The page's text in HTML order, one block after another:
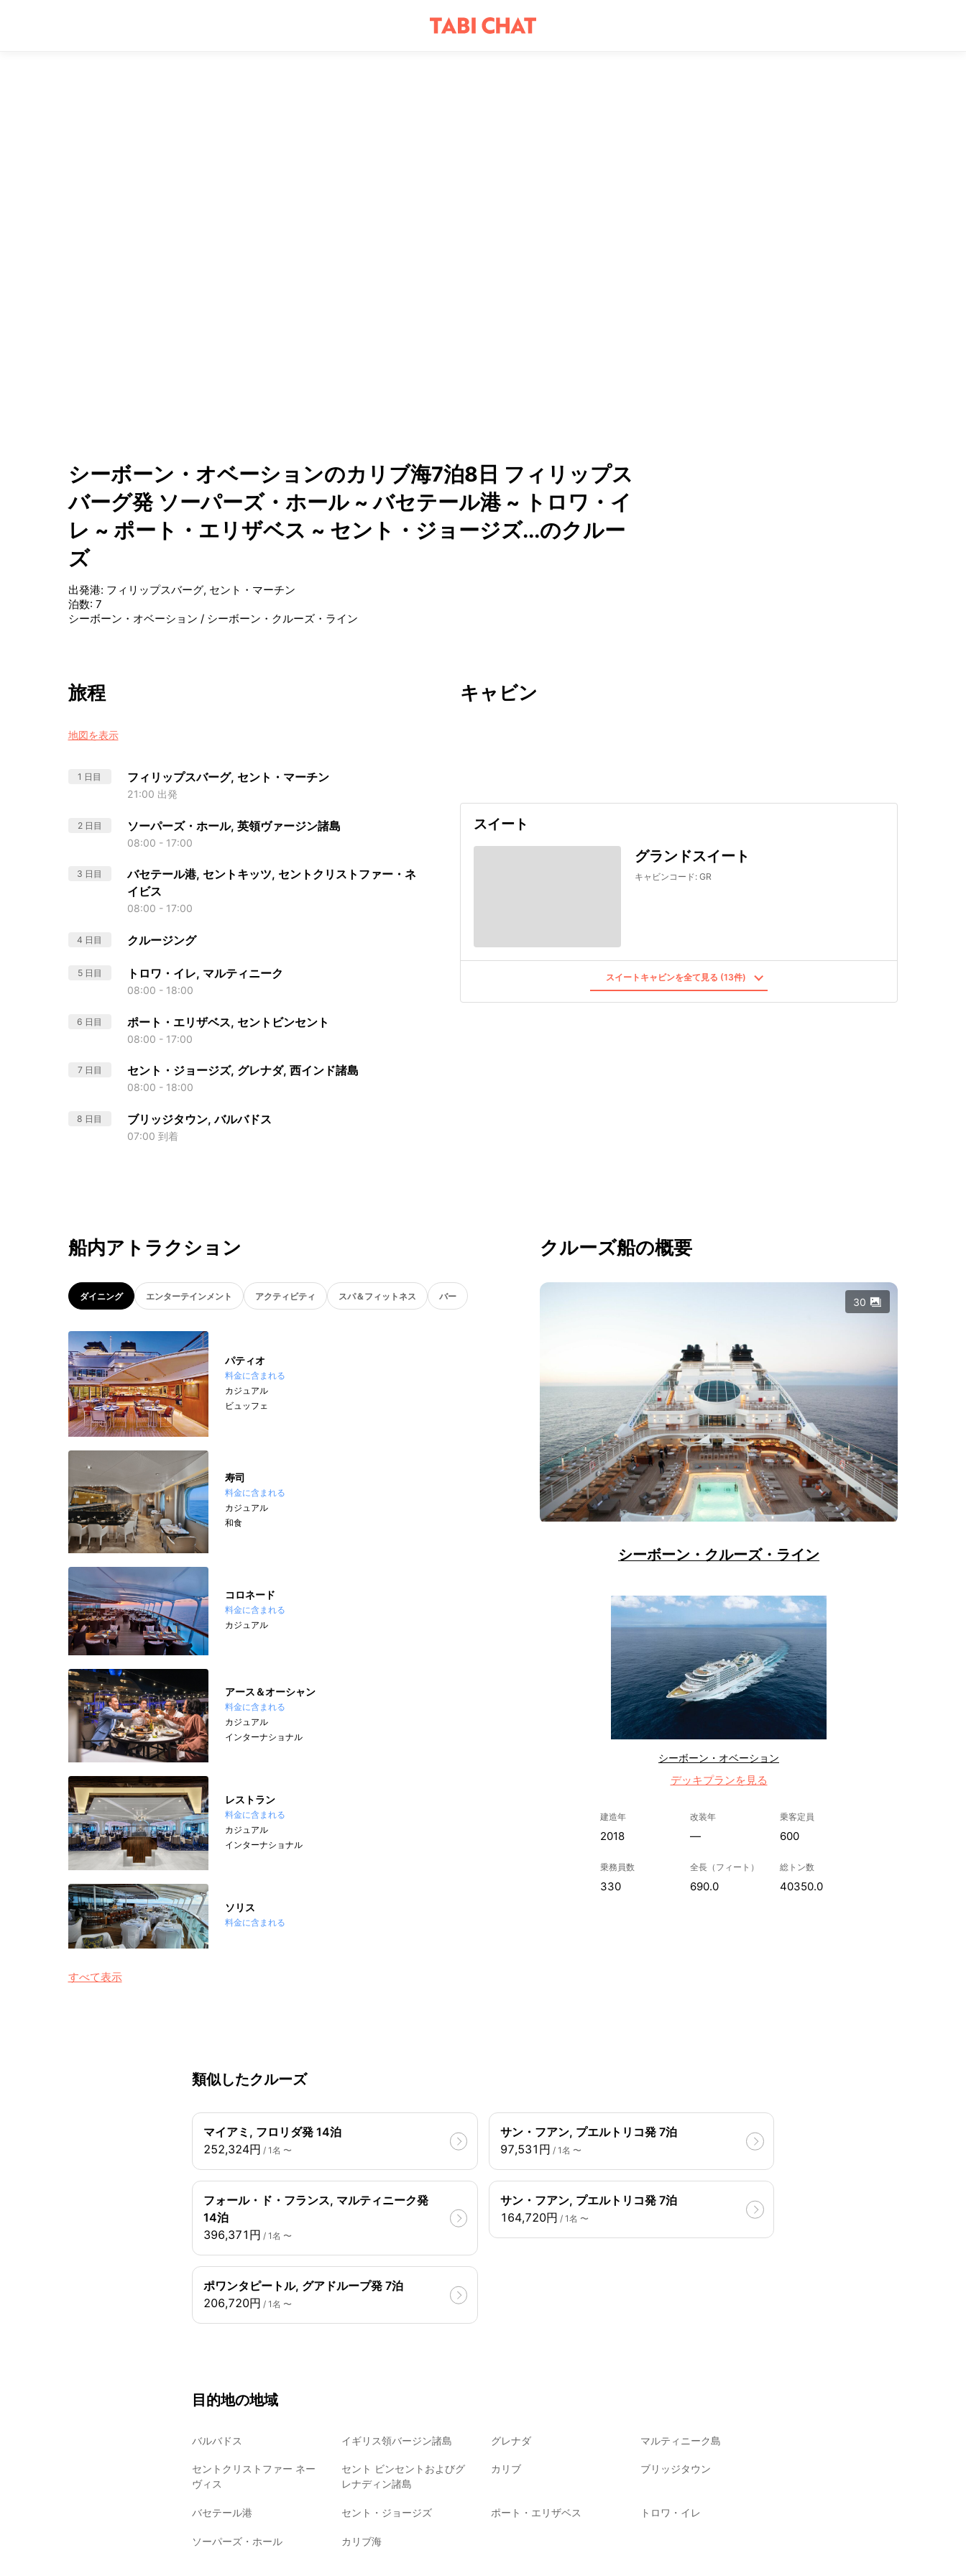
シーボーン・オベーションのカリブ海7泊8日 フィリップス
バーグ発 ソーパーズ・ホール ~ バセテール港 ~ トロワ・イ
レ ~ ポート・エリザベス ~ セント・ジョージズ...のクルー
ズ
出発港: フィリップスバーグ, セント・マーチン
泊数: 7
シーボーン・オベーション / シーボーン・クルーズ・ライン
旅程
地図を表示
1 日目 フィリップスバーグ, セント・マーチン
21:00 出発
2 日目 ソーパーズ・ホール, 英領ヴァージン諸島
08:00 - 17:00
3 日目
バセテール港, セントキッツ, セントクリストファー・ネ
イビス
08:00 - 17:00
4 日目 クルージング
5 日目 トロワ・イレ, マルティニーク
08:00 - 18:00
6 日目 ポート・エリザベス, セントビンセント
08:00 - 17:00
7 日目 セント・ジョージズ, グレナダ, 西インド諸島
08:00 - 18:00
8 日目 ブリッジタウン, バルバドス
07:00 到着
キャビン
スイート
グランドスイート
キャビンコード: GR
スイートキャビンを全て見る (13件)
船内アトラクション
ダイニング エンターテインメント アクティビティ スパ＆フィットネス バー
パティオ
料金に含まれる
カジュアル
ビュッフェ
寿司
料金に含まれる
カジュアル
和食
コロネード
料金に含まれる
カジュアル
アース＆オーシャン
料金に含まれる
カジュアル
インターナショナル
レストラン
料金に含まれる
カジュアル
インターナショナル
ソリス
料金に含まれる
すべて表示
クルーズ船の概要
30
シーボーン・クルーズ・ライン
シーボーン・オベーション
デッキプランを見る
建造年
2018
改装年
—
乗客定員
600
乗務員数
330
全長（フィート）
690.0
総トン数
40350.0
類似したクルーズ
マイアミ, フロリダ発 14泊
252,324円 / 1名 〜
サン・フアン, プエルトリコ発 7泊
97,531円 / 1名 〜
フォール・ド・フランス, マルティニーク発
14泊
396,371円 / 1名 〜
サン・フアン, プエルトリコ発 7泊
164,720円 / 1名 〜
ポワンタピートル, グアドループ発 7泊
206,720円 / 1名 〜
目的地の地域
バルバドス イギリス領バージン諸島 グレナダ マルティニーク島
セントクリストファー ネー
ヴィス
セント ビンセントおよびグ
レナディン諸島
カリブ ブリッジタウン
バセテール港 セント・ジョージズ ポート・エリザベス トロワ・イレ
ソーパーズ・ホール カリブ海